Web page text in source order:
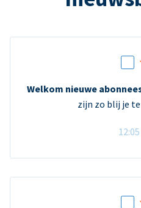
Welkom nieuwe
zijn zo blij je